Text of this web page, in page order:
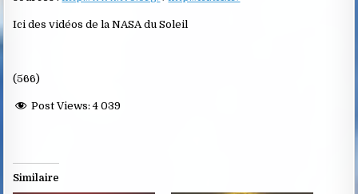
Ici des vidéos de la NASA du Soleil
(566)
Post Views: 4 039
Similaire